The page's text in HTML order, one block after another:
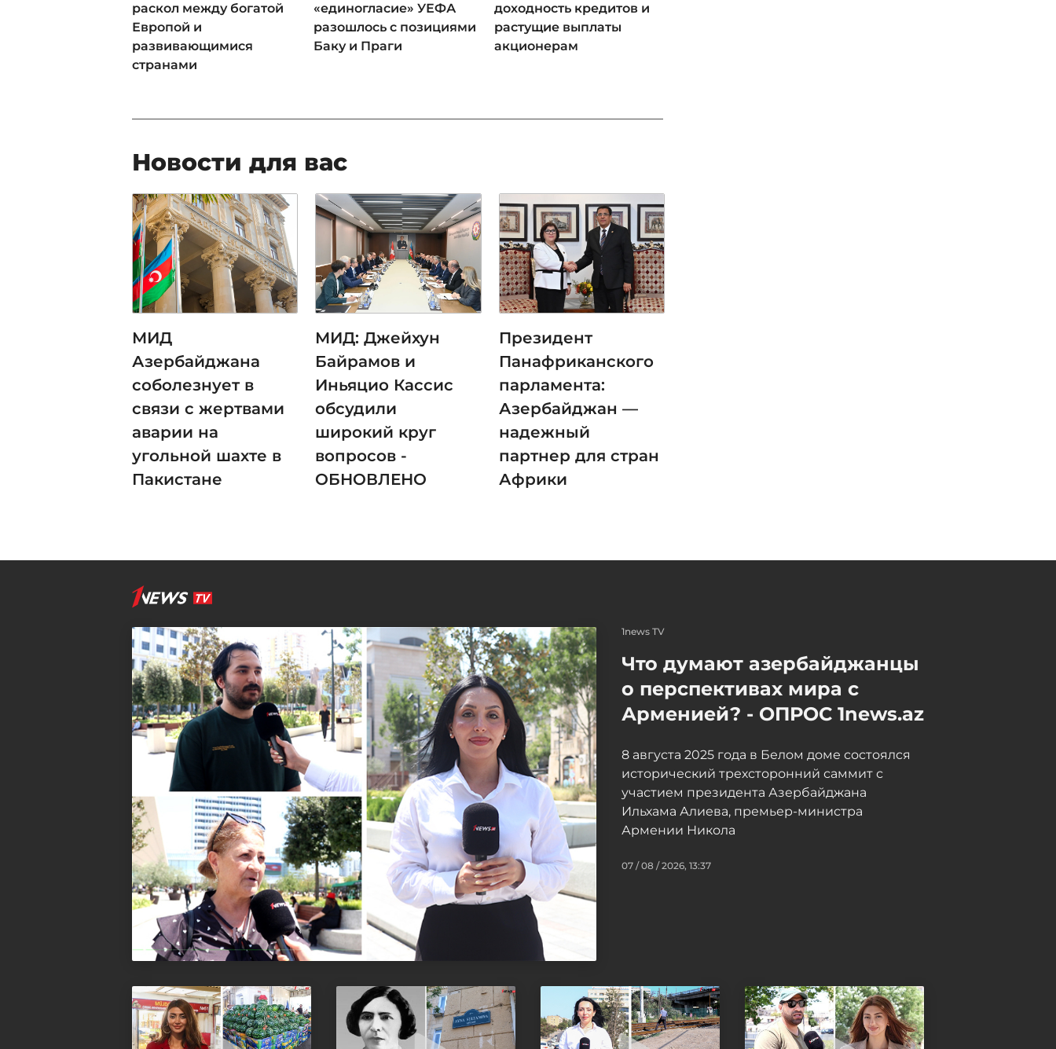
раскол между богатой
Европой и
развивающимися
странами
«единогласие» УЕФА
разошлось с позициями
Баку и Праги
доходность кредитов и
растущие выплаты
акционерам
Новости для вас
МИД
Азербайджана
соболезнует в
связи с жертвами
аварии на
угольной шахте в
Пакистане
МИД: Джейхун
Байрамов и
Иньяцио Кассис
обсудили
широкий круг
вопросов -
ОБНОВЛЕНО
Президент
Панафриканского
парламента:
Азербайджан —
надежный
партнер для стран
Африки
1news TV
Что думают азербайджанцы
о перспективах мира с
Арменией? - ОПРОС 1news.az
8 августа 2025 года в Белом доме состоялся
исторический трехсторонний саммит с
участием президента Азербайджана
Ильхама Алиева, премьер-министра
Армении Никола
07 / 08 / 2026, 13:37